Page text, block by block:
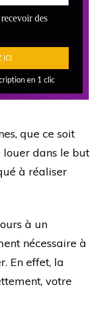
que ce soit
louer dans le but
à réaliser
à un
nécessaire à
En effet, la
votre